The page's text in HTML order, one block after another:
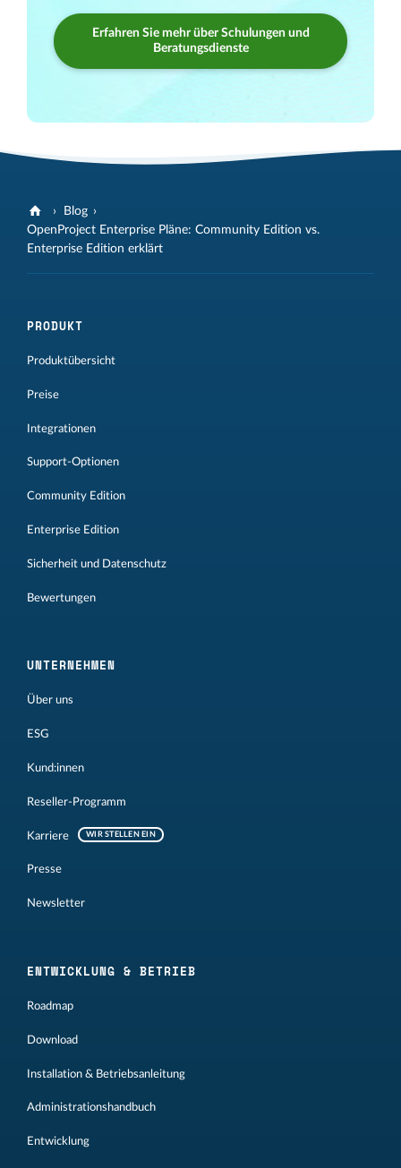
Erfahren Sie mehr über Schulungen und
Beratungsdienste
Blog
OpenProject Enterprise Pläne: Community Edition vs.
Enterprise Edition erklärt
PRODUKT
Produktübersicht
Preise
Integrationen
Support-Optionen
Community Edition
Enterprise Edition
Sicherheit und Datenschutz
Bewertungen
UNTERNEHMEN
Über uns
ESG
Kund:innen
Reseller-Programm
Karriere WIR STELLEN EIN
Presse
Newsletter
ENTWICKLUNG & BETRIEB
Roadmap
Download
Installation & Betriebsanleitung
Administrationshandbuch
Entwicklung